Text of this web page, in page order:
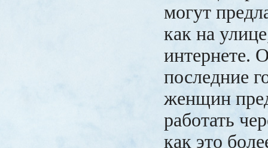
могут
как на
интернете.
последние
женщин
работать
как это